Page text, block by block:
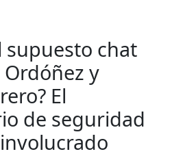
supuesto chat
y
El
de seguridad